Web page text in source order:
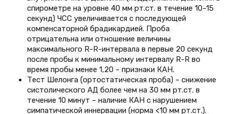
спирометре на уровне 40 мм рт.ст. в течение 10–15
секунд) ЧСС увеличивается с последующей
компенсаторной брадикардией. Проба
отрицательна или отношение величины
максимального R-R-интервала в первые 20 секунд
после пробы к минимальному интервалу R-R во
время пробы менее 1,20 – признаки КАН.
Тест Шелонга (ортостатическая проба) – снижение
систолического АД более чем на 30 мм рт.ст. в
течение 10 минут – наличие КАН с нарушением
симпатической иннервации (норма <10 мм рт.ст.).